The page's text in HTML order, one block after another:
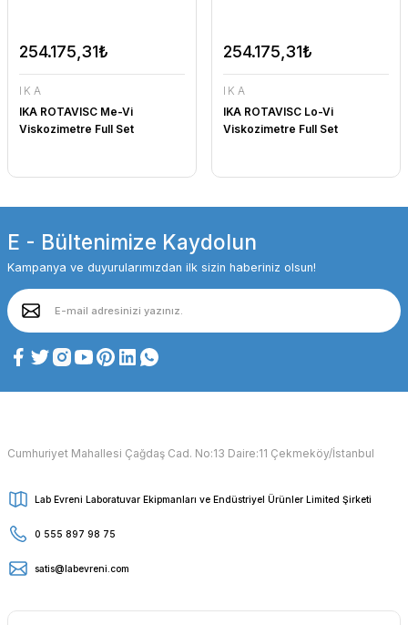
254.175,31₺
IKA
IKA ROTAVISC Me-Vi
Viskozimetre Full Set
254.175,31₺
IKA
IKA ROTAVISC Lo-Vi
Viskozimetre Full Set
E - Bültenimize Kaydolun
Kampanya ve duyurularımızdan ilk sizin haberiniz olsun!
Cumhuriyet Mahallesi Çağdaş Cad. No:13 Daire:11 Çekmeköy/İstanbul
Lab Evreni Laboratuvar Ekipmanları ve Endüstriyel Ürünler Limited Şirketi
0 555 897 98 75
satis@labevreni.com